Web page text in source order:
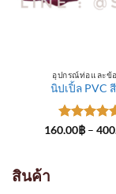
อุปกรณ์ท่อและข้
นิปเปิ้ล PVC
ให้คะแนน
160.00฿ –
สินค้า